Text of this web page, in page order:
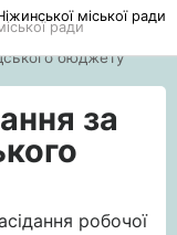
ради
бюджету
за
робочої